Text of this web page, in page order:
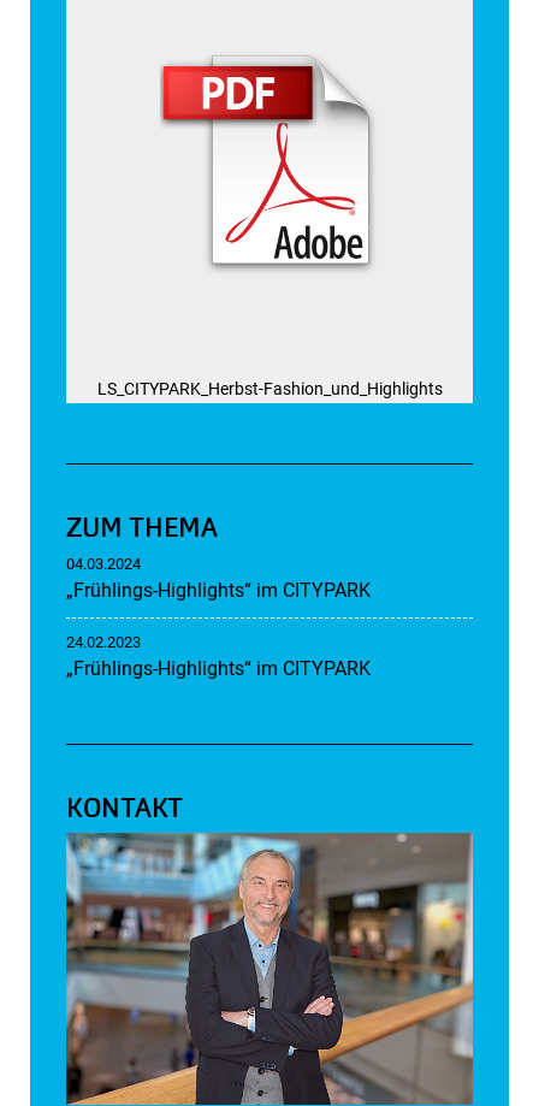
LS_CITYPARK_Herbst-Fashion_und_Highlights
ZUM THEMA
04.03.2024
„Frühlings-Highlights“ im CITYPARK
24.02.2023
„Frühlings-Highlights“ im CITYPARK
KONTAKT